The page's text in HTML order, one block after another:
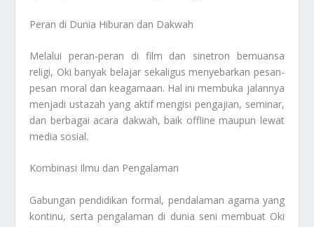
Peran di Dunia Hiburan dan Dakwah
Melalui peran-peran di film dan sinetron bernuansa
religi, Oki banyak belajar sekaligus menyebarkan pesan-
pesan moral dan keagamaan. Hal ini membuka jalannya
menjadi ustazah yang aktif mengisi pengajian, seminar,
dan berbagai acara dakwah, baik offline maupun lewat
media sosial.
Kombinasi Ilmu dan Pengalaman
Gabungan pendidikan formal, pendalaman agama yang
kontinu, serta pengalaman di dunia seni membuat Oki